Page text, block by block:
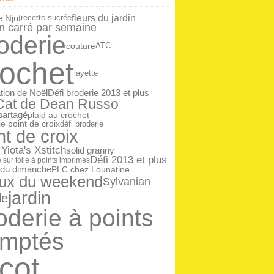
(14)
Njutrecette sucréefleurs du jardin
carré par semaine
coutureATC
layette
de NoëlDéfi broderie 2013 et plus
de Dean Russo
plaid au crochet
point de croixdéfi broderie
de croix
Xstitchsolid granny
sur toile à points imprimésDéfi 2013 et plus
dimanchePLC chez Lounatine
du weekendSylvanian
jardin
à points